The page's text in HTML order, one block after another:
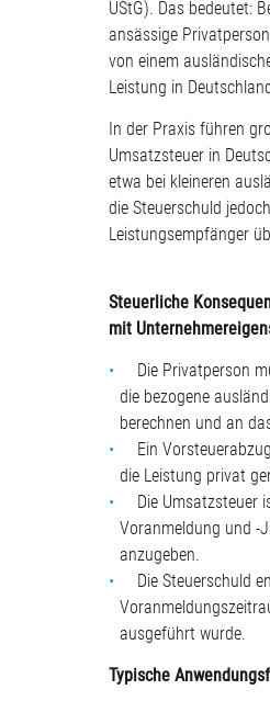
UStG). Das bedeutet:
ansässige
von einem
Leistung in
In der Praxis führen
Umsatzsteuer in
etwa bei kleineren
die Steuerschuld
Leistungsempfänger
Steuerliche
mit
Die Privatperson
die bezogene
berechnen und an
Ein
die Leistung privat
Die Umsatzsteuer
Voranmeldung und -
anzugeben.
Die Steuerschuld
ausgeführt wurde.
Typische